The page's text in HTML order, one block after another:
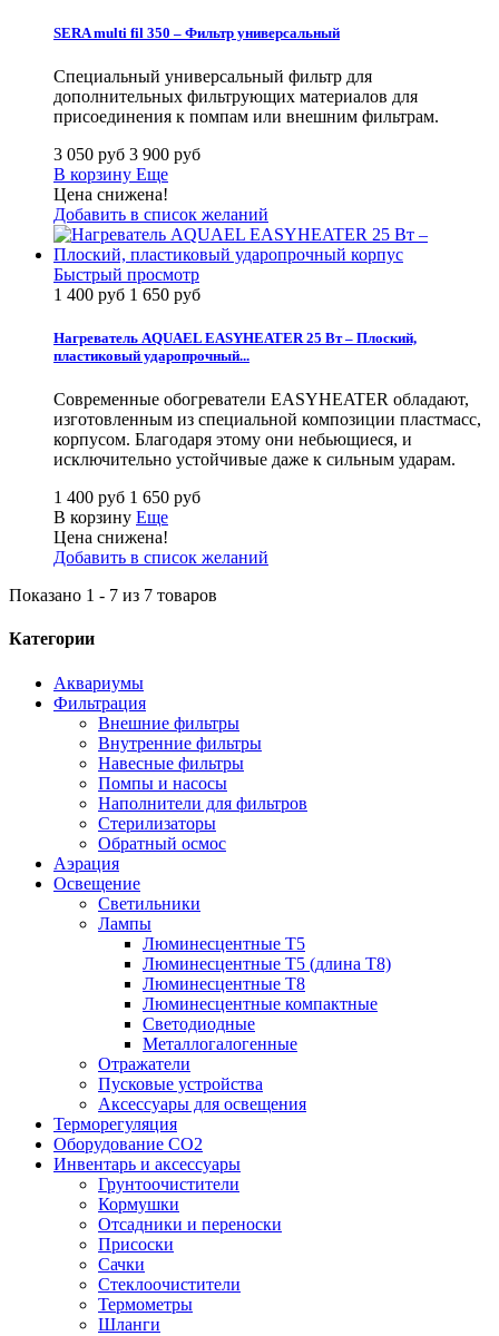
SERA multi fil 350 – Фильтр универсальный
Специальный универсальный фильтр для
дополнительных фильтрующих материалов для
присоединения к помпам или внешним фильтрам.
3 050 руб 3 900 руб
В корзину Еще
Цена снижена!
Добавить в список желаний
Быстрый просмотр
1 400 руб 1 650 руб
Нагреватель AQUAEL EASYHEATER 25 Вт – Плоский,
пластиковый ударопрочный...
Современные обогреватели EASYHEATER обладают,
изготовленным из специальной композиции пластмасс,
корпусом. Благодаря этому они небьющиеся, и
исключительно устойчивые даже к сильным ударам.
1 400 руб 1 650 руб
В корзину Еще
Цена снижена!
Добавить в список желаний
Показано 1 - 7 из 7 товаров
Категории
Аквариумы
Фильтрация
Внешние фильтры
Внутренние фильтры
Навесные фильтры
Помпы и насосы
Наполнители для фильтров
Стерилизаторы
Обратный осмос
Аэрация
Освещение
Светильники
Лампы
Люминесцентные T5
Люминесцентные T5 (длина T8)
Люминесцентные T8
Люминесцентные компактные
Светодиодные
Металлогалогенные
Отражатели
Пусковые устройства
Аксессуары для освещения
Терморегуляция
Оборудование CO2
Инвентарь и аксессуары
Грунтоочистители
Кормушки
Отсадники и переноски
Присоски
Сачки
Стеклоочистители
Термометры
Шланги